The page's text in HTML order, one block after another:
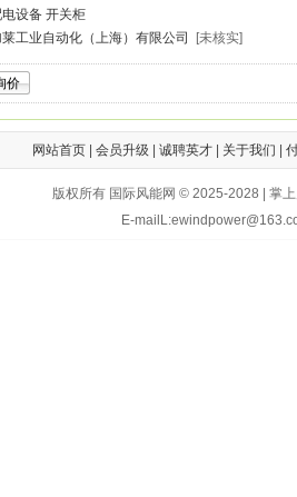
设备 开关柜
莱工业自动化（上海）有限公司
[未核实]
网站首页| 会员升级 诚聘英才| 关于我们
版权所有 国际风能网 © 2025-2028 | 掌
E-